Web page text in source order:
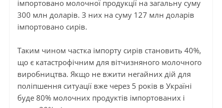
імпортовано молочної продукції на загальну суму
300 млн доларів. З них на суму 127 млн доларів
імпортовано сирів.
Таким чином частка імпорту сирів становить 40%,
що є катастрофічним для вітчизняного молочного
виробництва. Якщо не вжити негайних дій для
поліпшення ситуації вже через 5 років в Україні
буде 80% молочних продуктів імпортованих і